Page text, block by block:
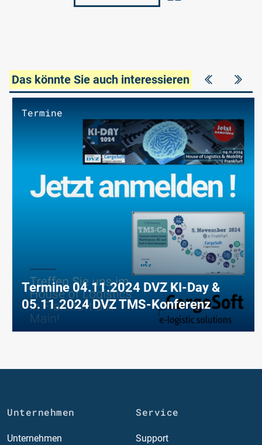
Das könnte Sie auch interessieren
Termine
Termine 04.11.2024 DVZ KI-Day &
05.11.2024 DVZ TMS-Konferenz
Unternehmen
Unternehmen
Service
Support